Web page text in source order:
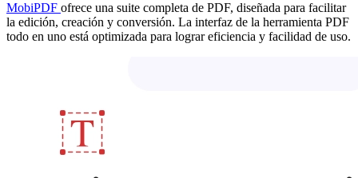
MobiPDF ofrece una suite completa de PDF, diseñada para facilitar
la edición, creación y conversión. La interfaz de la herramienta PDF
todo en uno está optimizada para lograr eficiencia y facilidad de uso.